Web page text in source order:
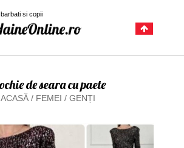
si copii
de seara cu paete
ACASĂ / FEMEI / GENȚI